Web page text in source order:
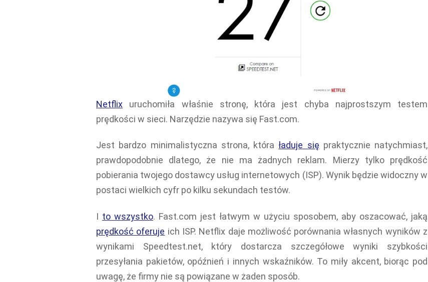
Netflix uruchomiła właśnie stronę, która jest chyba najprostszym testem
prędkości w sieci. Narzędzie nazywa się Fast.com.
Jest bardzo minimalistyczna strona, któraładuje się praktycznie natychmiast,
prawdopodobnie dlatego, że nie ma żadnych reklam. Mierzy tylko prędkość
pobierania twojego dostawcy usług internetowych (ISP). Wynik będzie widoczny w
postaci wielkich cyfr po kilku sekundach testów.
I to wszystko. Fast.com jest łatwym w użyciu sposobem, aby oszacować, jaką
prędkość oferuje ich ISP. Netflix daje możliwość porównania własnych wyników z
wynikami Speedtest.net, który dostarcza szczegółowe wyniki szybkości
przesyłania pakietów, opóźnień i innych wskaźników. To miły akcent, biorąc pod
uwagę, że firmy nie są powiązane w żaden sposób.